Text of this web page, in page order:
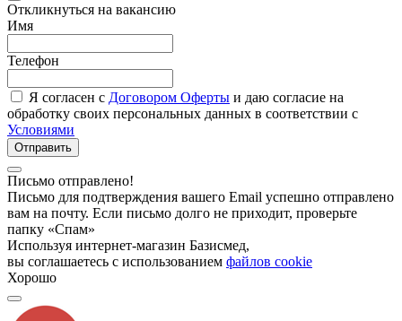
Откликнуться на вакансию
Имя
Телефон
Я согласен с Договором Оферты и даю согласие на
обработку своих персональных данных в соответствии с
Условиями
Отправить
Письмо отправлено!
Письмо для подтверждения вашего Email успешно отправлено
вам на почту. Если письмо долго не приходит, проверьте
папку «Спам»
Используя интернет-магазин Базисмед,
вы соглашаетесь с использованием файлов cookie
Хорошо